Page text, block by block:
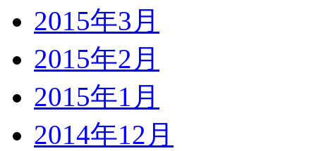
2015年3月
2015年2月
2015年1月
2014年12月